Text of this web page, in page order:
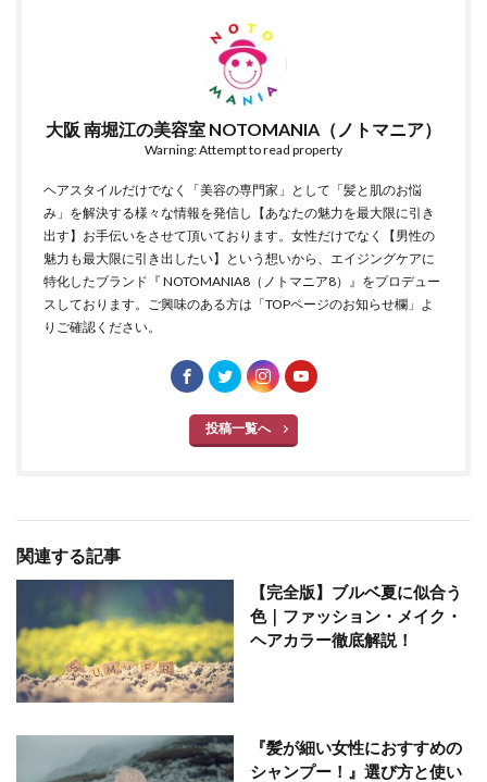
大阪 南堀江の美容室 NOTOMANIA（ノトマニア）
Warning: Attempt to read property
ヘアスタイルだけでなく「美容の専門家」として「髪と肌のお悩
み」を解決する様々な情報を発信し【あなたの魅力を最大限に引き
出す】お手伝いをさせて頂いております。女性だけでなく【男性の
魅力も最大限に引き出したい】という想いから、エイジングケアに
特化したブランド『 NOTOMANIA8（ノトマニア8）』をプロデュー
スしております。ご興味のある方は「TOPページのお知らせ欄」よ
りご確認ください。
投稿一覧へ
関連する記事
【完全版】ブルベ夏に似合う
色｜ファッション・メイク・
ヘアカラー徹底解説！
『髪が細い女性におすすめの
シャンプー！』選び方と使い